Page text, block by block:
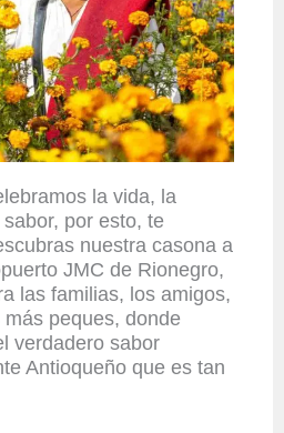
la vida, la
por esto, te
nuestra casona a
JMC de Rionegro,
las familias, los amigos,
más peques, donde
verdadero sabor
Antioqueño que es tan